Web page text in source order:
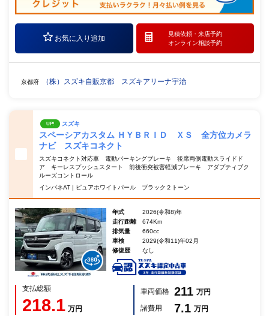
お気に入り追加
見積依頼・ 来店予約
オンライン相談予約
京都府 （株）スズキ自販京都 スズキアリーナ宇治
UP! スズキ
スペーシアカスタム ＨＹＢＲＩＤ ＸＳ 全方位カメラ
ナビ スズキコネクト
スズキコネクト対応車 電動パーキングブレーキ 後席両側電動スライドド
ア キーレスプッシュスタート 前後衝突被害軽減ブレーキ アダプティブク
ルーズコントロール
インパネAT | ピュアホワイトパール ブラック２トーン
年式
2026(令和8)年
走行距離
674Km
排気量
660cc
車検
2029(令和11)年02月
修復歴
なし
支払総額
218.1 万円
車両価格 211 万円
諸費用
7.1 万円